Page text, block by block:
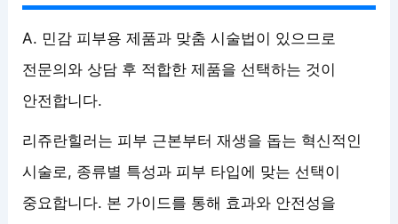
A. 민감 피부용 제품과 맞춤 시술법이 있으므로
전문의와 상담 후 적합한 제품을 선택하는 것이
안전합니다.
리쥬란힐러는 피부 근본부터 재생을 돕는 혁신적인
시술로, 종류별 특성과 피부 타입에 맞는 선택이
중요합니다. 본 가이드를 통해 효과와 안전성을